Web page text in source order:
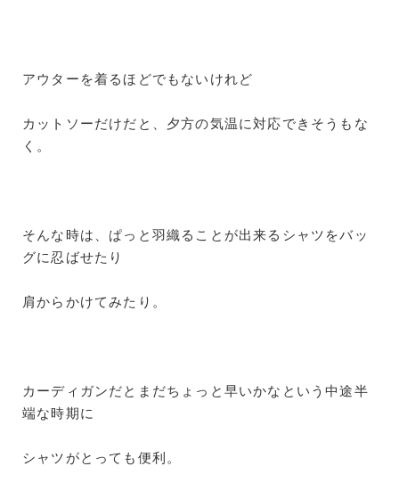
アウターを着るほどでもないけれど
カットソーだけだと、夕方の気温に対応できそうもな
く。
そんな時は、ぱっと羽織ることが出来るシャツをバッ
グに忍ばせたり
肩からかけてみたり。
カーディガンだとまだちょっと早いかなという中途半
端な時期に
シャツがとっても便利。